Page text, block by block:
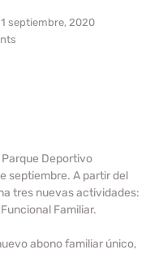
septiembre, 2020
Parque Deportivo
septiembre. A partir del
tres nuevas actividades:
Familiar.
abono familiar único,